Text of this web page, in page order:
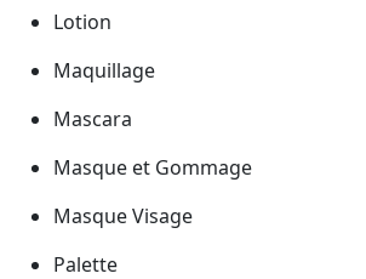
Lotion
Maquillage
Mascara
Masque et Gommage
Masque Visage
Palette